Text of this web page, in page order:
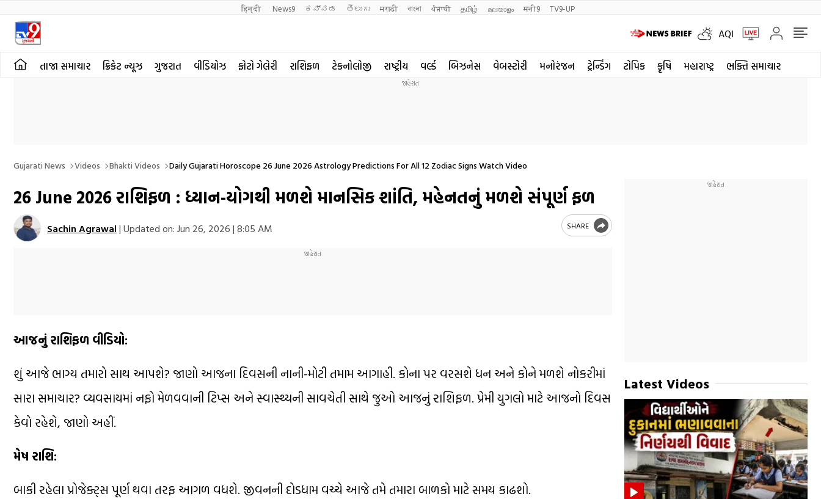
हिन्दी News9 ಕನ್ನಡ తెలుగు मराठी বাংলা ਪੰਜਾਬੀ தமிழ் മലയാളം मनी9 TV9-UP
AQI
તાજા સમાચાર ક્રિકેટ ન્યૂઝ ગુજરાત વીડિયોઝ ફોટો ગેલેરી રાશિફળ ટેકનોલોજી રાષ્ટ્રીય વર્લ્ડ બિઝનેસ વેબસ્ટોરી મનોરંજન ટ્રેન્ડિંગ ટોપિક કૃષિ મહારાષ્ટ્ર ભક્તિ સમાચાર
Gujarati News Videos Bhakti Videos Daily Gujarati Horoscope 26 June 2026 Astrology Predictions For All 12 Zodiac Signs Watch Video
26 June 2026 રાશિફળ : ધ્યાન-યોગથી મળશે માનસિક શાંતિ, મહેનતનું મળશે સંપૂર્ણ ફળ
Sachin Agrawal | Updated on: Jun 26, 2026 | 8:05 AM SHARE
આજનું રાશિફળ વીડિયો:
શું આજે ભાગ્ય તમારો સાથ આપશે? જાણો આજના દિવસની નાની-મોટી તમામ આગાહી. કોના પર વરસશે ધન અને કોને મળશે નોકરીમાં
સારા સમાચાર? વ્યવસાયમાં નફો મેળવવાની ટિપ્સ અને સ્વાસ્થ્યની સાવચેતી સાથે જુઓ આજનું રાશિફળ. પ્રેમી યુગલો માટે આજનો દિવસ
કેવો રહેશે, જાણો અહીં.
મેષ રાશિ:
બાકી રહેલા પ્રોજેક્ટ્સ પૂર્ણ થવા તરફ આગળ વધશે. જીવનની દોડધામ વચ્ચે આજે તમે તમારા બાળકો માટે સમય કાઢશો.
Latest Videos